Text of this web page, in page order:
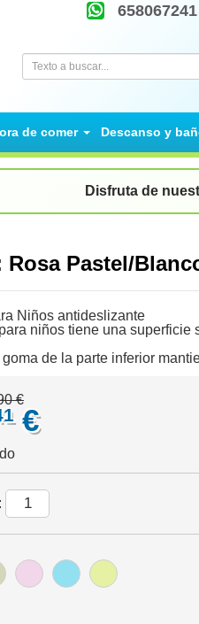
658067241
de comer Descanso y
Disfruta de
Pastel/
Niños antideslizante
niños tiene una
de la parte inferior
€
€